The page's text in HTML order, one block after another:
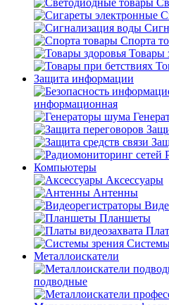
Спорта
Товары
Защита информации
информационная
Компьютеры
Аксессуары
Антенны
Планшеты
Металлоискатели
подводные